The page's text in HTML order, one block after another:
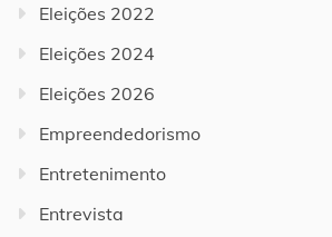
Eleições 2022
Eleições 2024
Eleições 2026
Empreendedorismo
Entretenimento
Entrevista